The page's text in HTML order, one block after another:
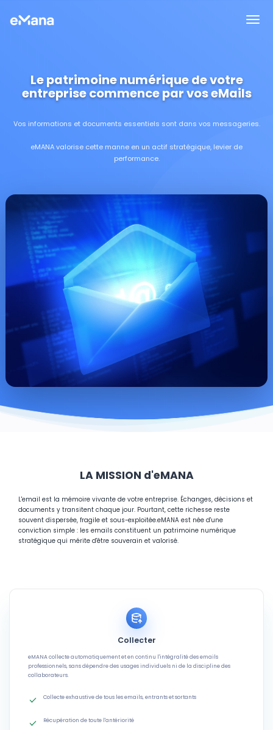
Le patrimoine numérique de votre
entreprise commence par vos eMails
Vos informations et documents essentiels sont dans vos messageries.
eMANA valorise cette manne en un actif stratégique, levier de
performance.
LA MISSION d'eMANA
L'email est la mémoire vivante de votre entreprise. Échanges, décisions et
documents y transitent chaque jour. Pourtant, cette richesse reste
souvent dispersée, fragile et sous-exploitée.eMANA est née d'une
conviction simple : les emails constituent un patrimoine numérique
stratégique qui mérite d'être souverain et valorisé.
Collecter
eMANA collecte automatiquement et en continu l'intégralité des emails
professionnels, sans dépendre des usages individuels ni de la discipline des
collaborateurs.
Collecte exhaustive de tous les emails, entrants et sortants
Récupération de toute l'antériorité